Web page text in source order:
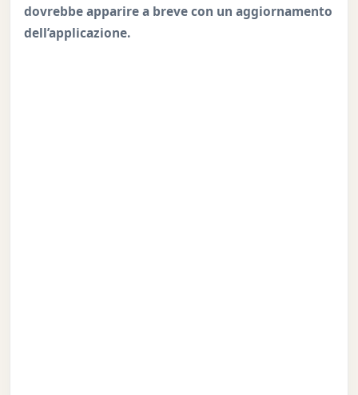
dovrebbe apparire a breve con un aggiornamento
dell’applicazione.